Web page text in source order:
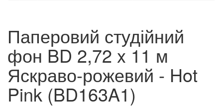
Паперовий студійний
фон BD 2,72 x 11 м
Яскраво-рожевий - Hot
Pink (BD163A1)